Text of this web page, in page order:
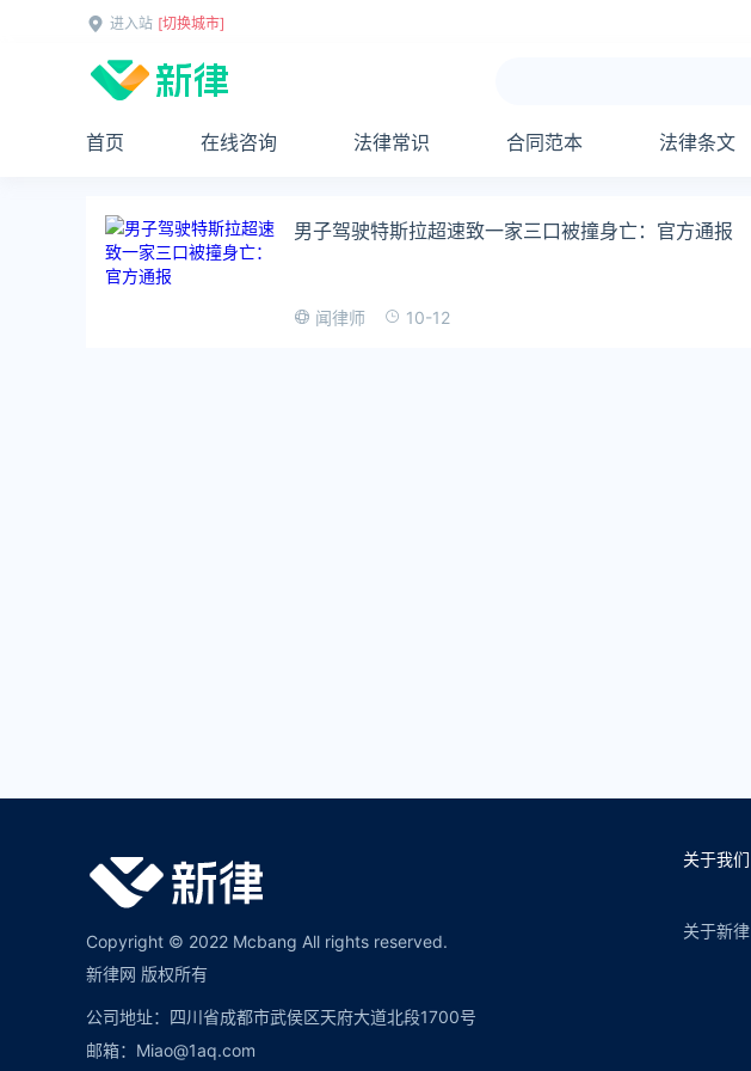
进入站 [切换城市]
首页 在线咨询 法律常识 合同范本 法律条文
男子驾驶特斯拉超速致一家三口被撞身亡：官方通报
闻律师 10-12
Copyright © 2022 Mcbang All rights reserved.
新律网 版权所有
公司地址：四川省成都市武侯区天府大道北段1700号
邮箱：Miao@1aq.com
关于我们
关于新律